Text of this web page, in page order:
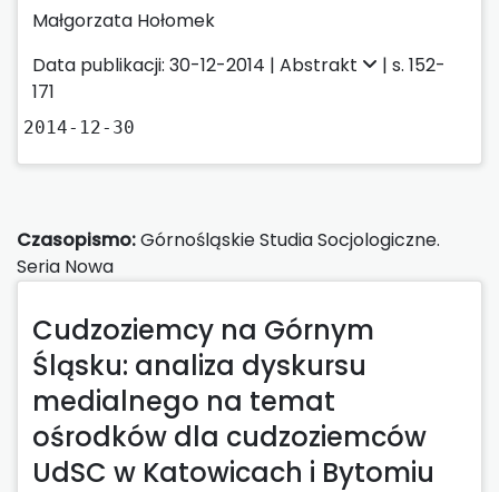
Małgorzata Hołomek
Data publikacji: 30-12-2014 | Abstrakt
| s. 152-
171
2014-12-30
Czasopismo:Górnośląskie Studia Socjologiczne.
Seria Nowa
Cudzoziemcy na Górnym
Śląsku: analiza dyskursu
medialnego na temat
ośrodków dla cudzoziemców
UdSC w Katowicach i Bytomiu